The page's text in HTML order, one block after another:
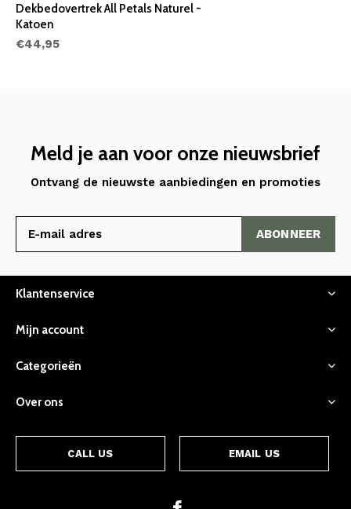
Dekbedovertrek All Petals Naturel -
Katoen
€44,95
Meld je aan voor onze nieuwsbrief
Ontvang de nieuwste aanbiedingen en promoties
ABONNEER
Klantenservice
Mijn account
Categorieën
Over ons
CALL US EMAIL US